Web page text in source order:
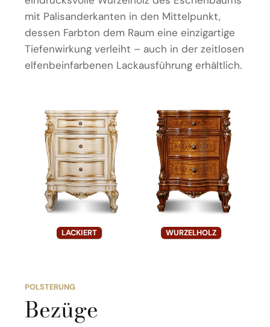
mit Palisanderkanten in den Mittelpunkt,
dessen Farbton dem Raum eine einzigartige
Tiefenwirkung verleiht – auch in der zeitlosen
elfenbeinfarbenen Lackausführung erhältlich.
LACKIERT WURZELHOLZ
POLSTERUNG
Bezüge